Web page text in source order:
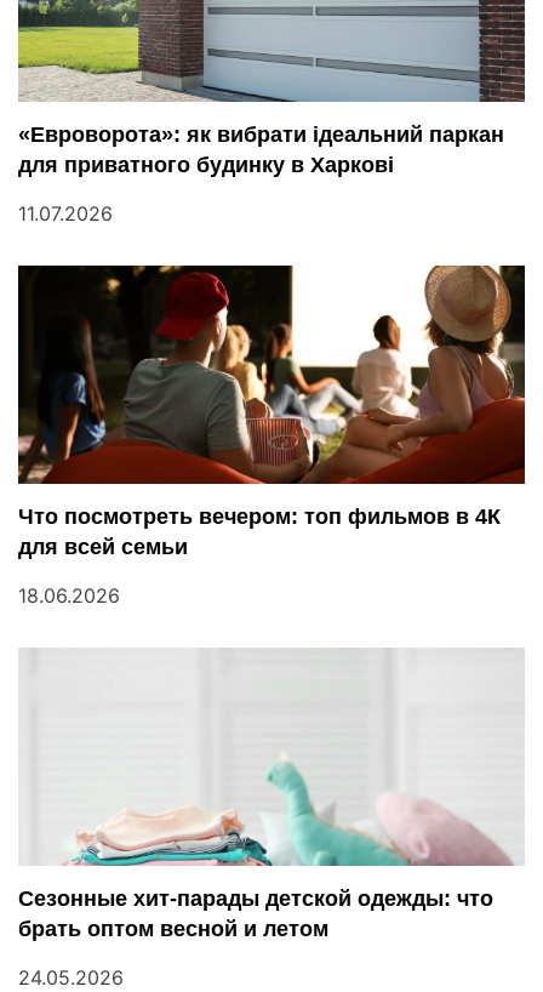
«Евроворота»: як вибрати ідеальний паркан
для приватного будинку в Харкові
11.07.2026
Что посмотреть вечером: топ фильмов в 4К
для всей семьи
18.06.2026
Сезонные хит-парады детской одежды: что
брать оптом весной и летом
24.05.2026